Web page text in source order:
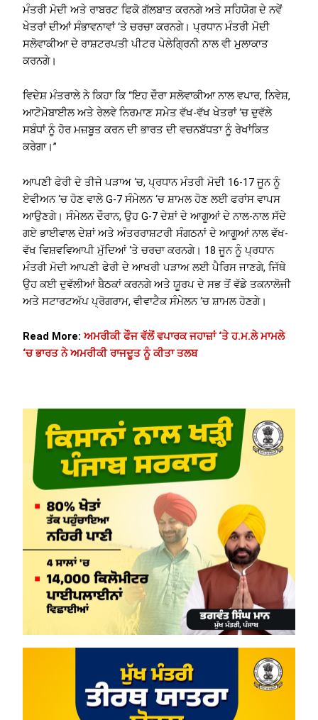
ਮੰਤਰੀ ਮੋਦੀ ਅਤੇ ਰਾਬਰਟ ਫਿਕੋ ਗੱਲਬਾਤ ਕਰਨਗੇ ਅਤੇ ਸਹਿਯੋਗ ਦੇ ਨਵੇਂ
ਖੇਤਰਾਂ ਦੀਆਂ ਸੰਭਾਵਨਾਵਾਂ ‘ਤੇ ਚਰਚਾ ਕਰਨਗੇ। ਪ੍ਰਧਾਨ ਮੰਤਰੀ ਮੋਦੀ
ਸਲੋਵਾਕੀਆ ਦੇ ਰਾਸ਼ਟਰਪਤੀ ਪੀਟਰ ਪੇਲੇਗ੍ਰਿਨੀ ਨਾਲ ਵੀ ਮੁਲਾਕਾਤ
ਕਰਨਗੇ।
ਵਿਦੇਸ਼ ਮੰਤਰਾਲੇ ਨੇ ਕਿਹਾ ਕਿ “ਇਹ ਦੌਰਾ ਸਲੋਵਾਕੀਆ ਨਾਲ ਵਪਾਰ, ਨਿਵੇਸ਼,
ਆਟੋਮੋਬਾਈਲ ਅਤੇ ਰੇਲਵੇ ਨਿਰਮਾਣ ਸਮੇਤ ਵੱਖ-ਵੱਖ ਖੇਤਰਾਂ ‘ਚ ਦੁਵੱਲੇ
ਸਬੰਧਾਂ ਨੂੰ ਹੋਰ ਮਜ਼ਬੂਤ ​​ਕਰਨ ਦੀ ਭਾਰਤ ਦੀ ਵਚਨਬੱਧਤਾ ਨੂੰ ਰੇਖਾਂਕਿਤ
ਕਰੇਗਾ।”
ਆਪਣੀ ਫੇਰੀ ਦੇ ਤੀਜੇ ਪੜਾਅ ‘ਚ, ਪ੍ਰਧਾਨ ਮੰਤਰੀ ਮੋਦੀ 16-17 ਜੂਨ ਨੂੰ
ਏਵੀਅਨ ‘ਚ ਹੋਣ ਵਾਲੇ G-7 ਸੰਮੇਲਨ ‘ਚ ਸ਼ਾਮਲ ਹੋਣ ਲਈ ਫਰਾਂਸ ਵਾਪਸ
ਆਉਣਗੇ। ਸੰਮੇਲਨ ਦੌਰਾਨ, ਉਹ G-7 ਦੇਸ਼ਾਂ ਦੇ ਆਗੂਆਂ ਦੇ ਨਾਲ-ਨਾਲ ਸੱਦੇ
ਗਏ ਭਾਈਵਾਲ ਦੇਸ਼ਾਂ ਅਤੇ ਅੰਤਰਰਾਸ਼ਟਰੀ ਸੰਗਠਨਾਂ ਦੇ ਆਗੂਆਂ ਨਾਲ ਵੱਖ-
ਵੱਖ ਵਿਸ਼ਵਵਿਆਪੀ ਮੁੱਦਿਆਂ ‘ਤੇ ਚਰਚਾ ਕਰਨਗੇ। 18 ਜੂਨ ਨੂੰ ਪ੍ਰਧਾਨ
ਮੰਤਰੀ ਮੋਦੀ ਆਪਣੀ ਫੇਰੀ ਦੇ ਆਖਰੀ ਪੜਾਅ ਲਈ ਪੈਰਿਸ ਜਾਣਗੇ, ਜਿੱਥੇ
ਉਹ ਕਈ ਦੁਵੱਲੀਆਂ ਬੈਠਕਾਂ ਕਰਨਗੇ ਅਤੇ ਯੂਰਪ ਦੇ ਸਭ ਤੋਂ ਵੱਡੇ ਤਕਨਾਲੋਜੀ
ਅਤੇ ਸਟਾਰਟਅੱਪ ਪ੍ਰੋਗਰਾਮ, ਵੀਵਾਟੈਕ ਸੰਮੇਲਨ ‘ਚ ਸ਼ਾਮਲ ਹੋਣਗੇ।
Read More:ਅਮਰੀਕੀ ਫੌਜ ਵੱਲੋਂ ਵਪਾਰਕ ਜਹਾਜ਼ਾਂ ‘ਤੇ ਹ.ਮ.ਲੇ ਮਾਮਲੇ
‘ਚ ਭਾਰਤ ਨੇ ਅਮਰੀਕੀ ਰਾਜਦੂਤ ਨੂੰ ਕੀਤਾ ਤਲਬ